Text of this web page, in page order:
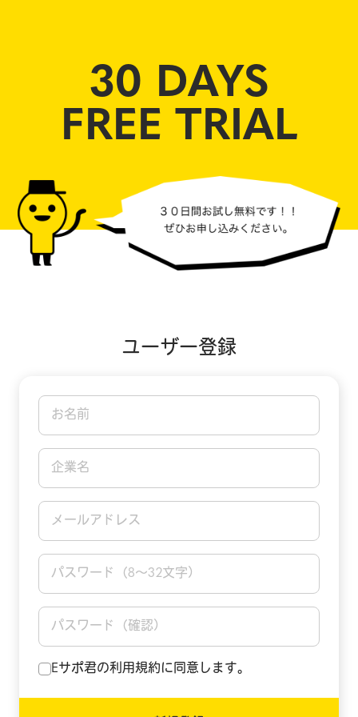
30 DAYS
FREE TRIAL
ユーザー登録
お名前
企業名
メールアドレス
パスワード（8〜32文字）
パスワード（確認）
Eサポ君の利用規約に同意します。